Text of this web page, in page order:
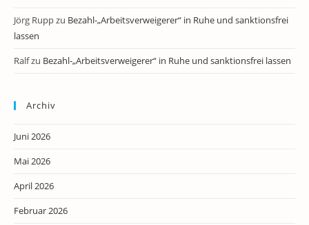
Jörg Ruppzu Bezahl-„Arbeitsverweigerer“ in Ruhe und sanktionsfrei
lassen
Ralfzu Bezahl-„Arbeitsverweigerer“ in Ruhe und sanktionsfrei lassen
Archiv
Juni 2026
Mai 2026
April 2026
Februar 2026